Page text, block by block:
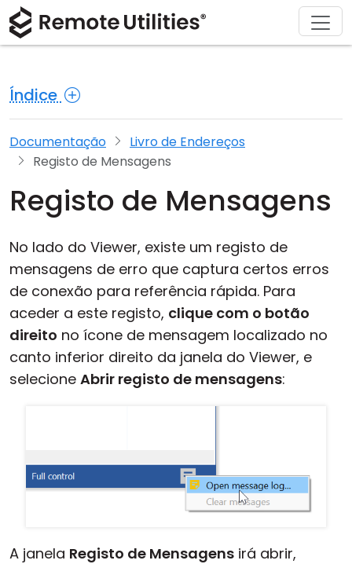
Índice
Documentação
Livro de Endereços
Registo de Mensagens
Registo de Mensagens
No lado do Viewer, existe um registo de
mensagens de erro que captura certos erros
de conexão para referência rápida. Para
aceder a este registo, clique com o botão
direito no ícone de mensagem localizado no
canto inferior direito da janela do Viewer, e
selecione Abrir registo de mensagens:
A janela Registo de Mensagens irá abrir,
Produto
Segurança
Capturas de Ecrã
Modos de Ligação
Acesso Não Supervisonado
Suporte a Active Directory
Configuração MSI
Nuvem & Local
Soluções
Manufatura e Varejo
Saúde
Tecnologia da Informação
Descarregar
macOS
Linux
Comprar
Assistente de Licença
Atualizar a Sua Licença
Apoio
Documentação
Base de Conhecimento
Sobre
Sala de Imprensa
Escreva uma Avaliação